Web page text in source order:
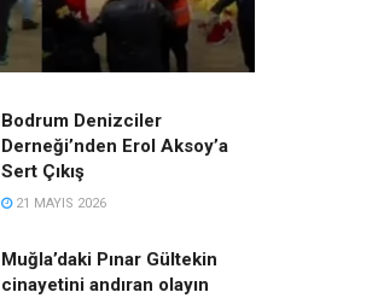
Bodrum Denizciler
Derneği’nden Erol Aksoy’a
Sert Çıkış
21 MAYIS 2026
Muğla’daki Pınar Gültekin
cinayetini andıran olayın